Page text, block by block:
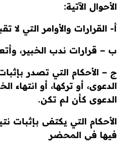
الأحوال الآتية:
أ- القرارات والأوامر التي لا
ب – قرارات ندب الخبير،
ج – الأحكام التي تصدر
الدعوى، أو تركها، أو انتهاء
الدعوى كأن لم تكن.
الأحكام التي يكتفى بإثبات
فيها في المحضر